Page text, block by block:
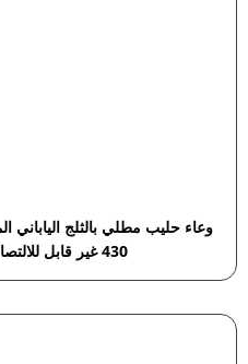
وعاء حليب مطلي بالثلج الياباني
430 غير قابل للالتصاق مع مقبض خشبي